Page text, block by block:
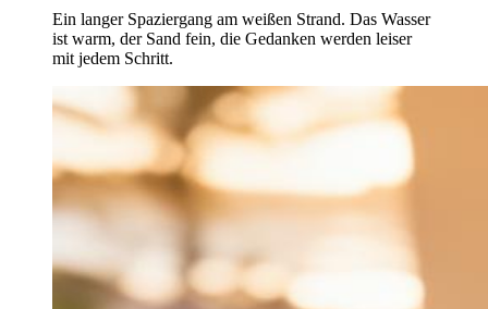
Ein langer Spaziergang am weißen Strand. Das Wasser
ist warm, der Sand fein, die Gedanken werden leiser
mit jedem Schritt.